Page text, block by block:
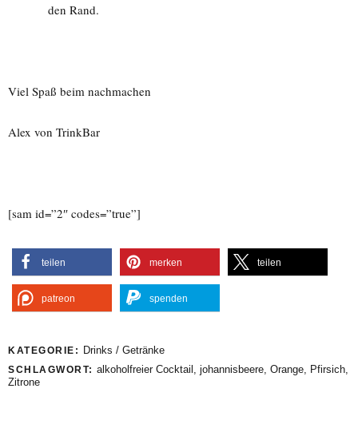
den Rand.
Viel Spaß beim nachmachen
Alex von TrinkBar
[sam id=”2″ codes=”true”]
teilen merken teilen
patreon spenden
KATEGORIE: Drinks / Getränke
SCHLAGWORT: alkoholfreier Cocktail johannisbeere Orange Pfirsich
Zitrone